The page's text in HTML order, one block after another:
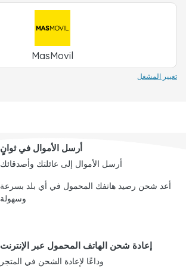
MasMovil
تغيير المشغل
أرسل الأموال في ثوانٍ
أرسل الأموال إلى عائلتك وأصدقائك
أعد شحن رصيد هاتفك المحمول في أي بلد بسرعة
وسهولة
إعادة شحن الهاتف المحمول عبر الإنترنت
وداعًا لإعادة الشحن في المتجر